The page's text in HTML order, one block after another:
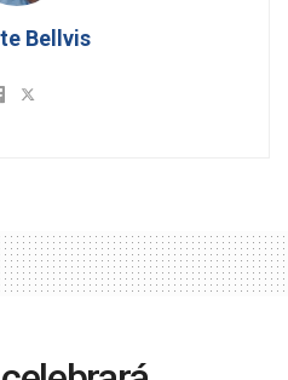
Bellvis